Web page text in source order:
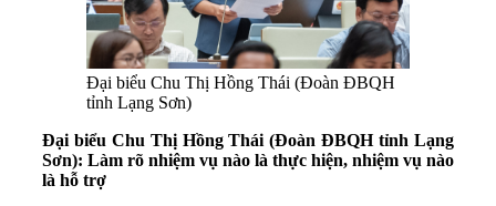
Đại biểu Chu Thị Hồng Thái (Đoàn ĐBQH
tỉnh Lạng Sơn)
Đại biểu Chu Thị Hồng Thái (Đoàn ĐBQH tỉnh Lạng
Sơn): Làm rõ nhiệm vụ nào là thực hiện, nhiệm vụ nào
là hỗ trợ